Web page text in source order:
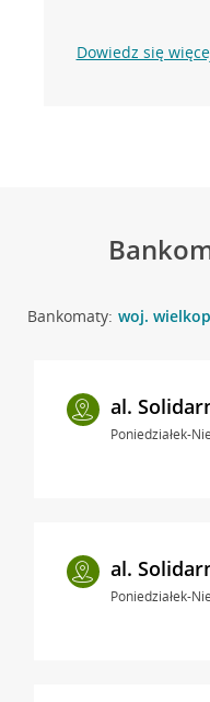
Dowiedz się
Bankomaty: woj.
al.
Poniedziałek-
al.
Poniedziałek-